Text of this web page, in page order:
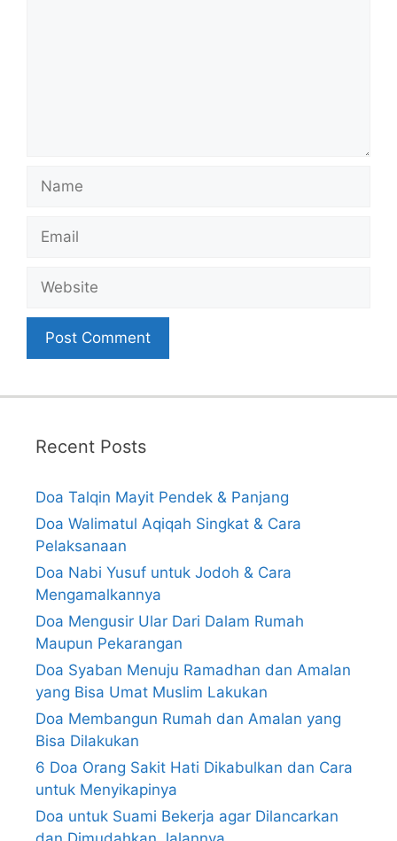
Recent Posts
Doa Talqin Mayit Pendek & Panjang
Doa Walimatul Aqiqah Singkat & Cara
Pelaksanaan
Doa Nabi Yusuf untuk Jodoh & Cara
Mengamalkannya
Doa Mengusir Ular Dari Dalam Rumah
Maupun Pekarangan
Doa Syaban Menuju Ramadhan dan Amalan
yang Bisa Umat Muslim Lakukan
Doa Membangun Rumah dan Amalan yang
Bisa Dilakukan
6 Doa Orang Sakit Hati Dikabulkan dan Cara
untuk Menyikapinya
Doa untuk Suami Bekerja agar Dilancarkan